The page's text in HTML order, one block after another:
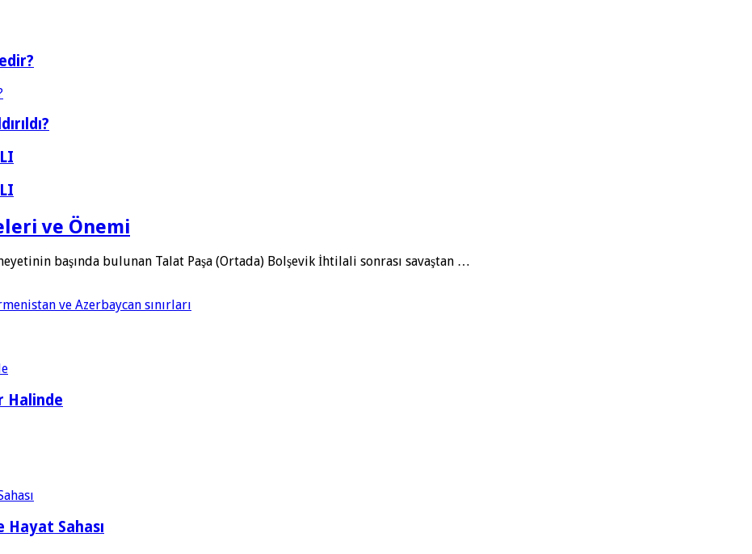
ve Önemi
başında bulunan Talat Paşa (Ortada) Bolşevik İhtilali sonrası savaştan …
Halinde
Sahası